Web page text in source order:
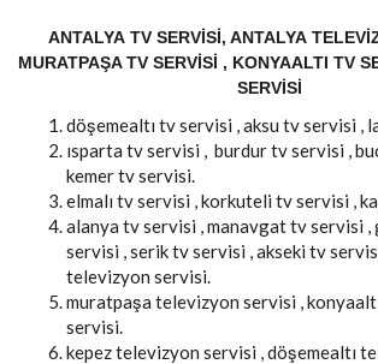
ANTALYA TV SERVISI, ANTALYA
MURATPAŞA TV SERVISI , KONYAALTI TV
SERVISI
döşemealtı tv servisi , aksu tv servisi ,
ısparta tv servisi , burdur tv servisi ,
kemer tv servisi.
elmalı tv servisi , korkuteli tv servisi ,
alanya tv servisi , manavgat tv servisi ,
servisi , serik tv servisi , akseki tv
televizyon servisi.
muratpaşa televizyon servisi ,
servisi.
kepez televizyon servisi , döşemealtı